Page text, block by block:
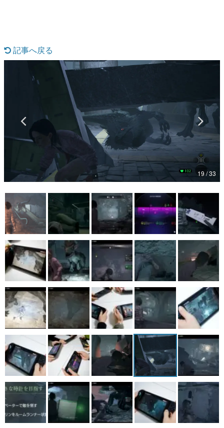
です。
ゲームが変えた日本語
「経験値」「裏技」「ラスボス」… ゲームにまつわる言葉
の起源や用法の変遷を、コンピューター文化史研究家・タ
イニーP氏が徹底調査。
カテゴリ
特集記事
女性向け
アプリレビュー
その他
電ファミニコゲーマーとは？
運営：株式会社マレ
記事へ戻る
19 / 33